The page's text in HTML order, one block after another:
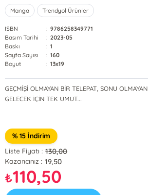
Manga Trendyol Ürünler
ISBN : 9786258349771
Basım Tarihi
: 2023-05
Baskı
: 1
Sayfa Sayısı
: 160
Boyut
: 13x19
GEÇMİŞİ OLMAYAN BİR TELEPAT, SONU
GELECEK İÇİN TEK UMUT...
% 15 İndirim
Liste Fiyatı : 130,00
Kazancınız : 19,50
₺110,50